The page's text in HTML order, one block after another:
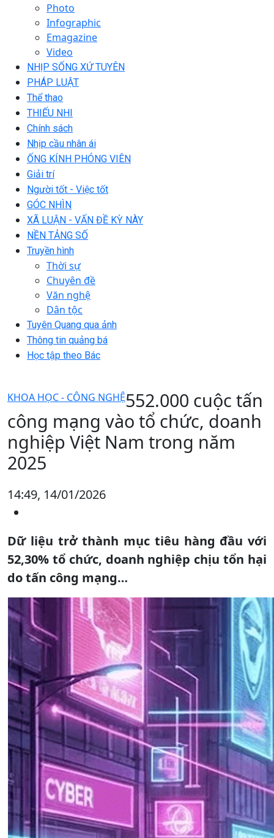
Photo
Infographic
Emagazine
Video
NHỊP SỐNG XỨ TUYÊN
PHÁP LUẬT
Thể thao
THIẾU NHI
Chính sách
Nhịp cầu nhân ái
ỐNG KÍNH PHÓNG VIÊN
Giải trí
Người tốt - Việc tốt
GÓC NHÌN
XÃ LUẬN - VẤN ĐỀ KỲ NÀY
NỀN TẢNG SỐ
Truyền hình
Thời sự
Chuyên đề
Văn nghệ
Dân tộc
Tuyên Quang qua ảnh
Thông tin quảng bá
Học tập theo Bác
KHOA HỌC - CÔNG NGHỆ552.000 cuộc tấn
công mạng vào tổ chức, doanh
nghiệp Việt Nam trong năm
2025
14:49, 14/01/2026
Dữ liệu trở thành mục tiêu hàng đầu với
52,30% tổ chức, doanh nghiệp chịu tổn hại
do tấn công mạng…